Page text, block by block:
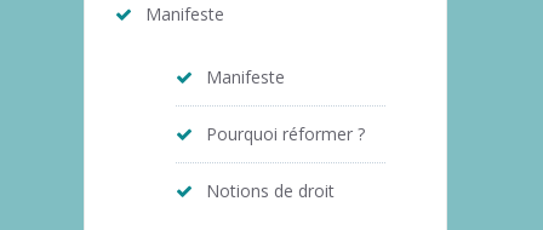
Manifeste
Manifeste
Pourquoi réformer ?
Notions de droit